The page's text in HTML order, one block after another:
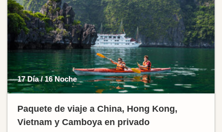
17 Día / 16 Noche
Paquete de viaje a China, Hong Kong,
Vietnam y Camboya en privado